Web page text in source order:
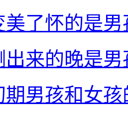
美了怀的是男
出来的晚是男
期男孩和女